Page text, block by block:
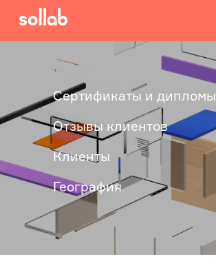
Сертификаты и дипломы
Отзывы клиентов
Клиенты
География